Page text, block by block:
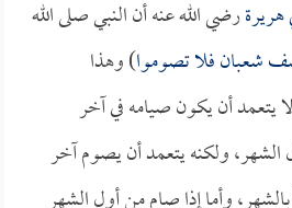
هريرةرضي الله عنه أن النبي صلى الله
شعبان فلا تصوموا) وهذا
يتعمد أن يكون صيامه في آخر
ولكنه يتعمد أن يصوم آخر